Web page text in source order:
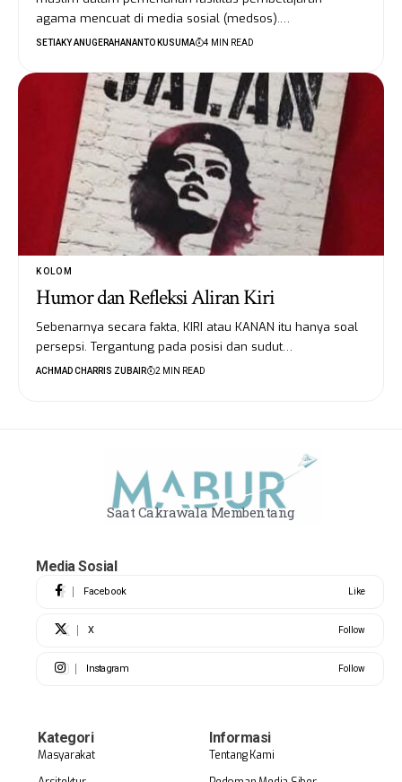
agama mencuat di media sosial (medsos).…
SETIAKY ANUGERAHANANTO KUSUMA 4 MIN READ
KOLOM
Humor dan Refleksi Aliran Kiri
Sebenarnya secara fakta, KIRI atau KANAN itu hanya soal
persepsi. Tergantung pada posisi dan sudut…
ACHMAD CHARRIS ZUBAIR 2 MIN READ
Saat Cakrawala Membentang
Media Sosial
Facebook Like
X Follow
Instagram Follow
Kategori
Masyarakat
Informasi
Tentang Kami